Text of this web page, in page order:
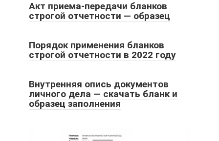
Акт приема-передачи бланков
строгой отчетности — образец
Порядок применения бланков
строгой отчетности в 2022 году
Внутренняя опись документов
личного дела — скачать бланк и
образец заполнения